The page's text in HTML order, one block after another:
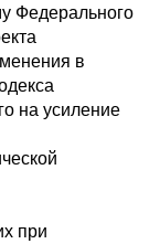
Федерального
в
на усиление
при